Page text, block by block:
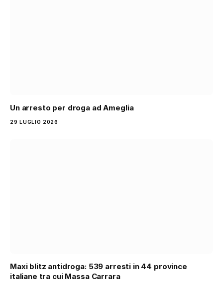
Un arresto per droga ad Ameglia
29 LUGLIO 2026
Maxi blitz antidroga: 539 arresti in 44 province
italiane tra cui Massa Carrara